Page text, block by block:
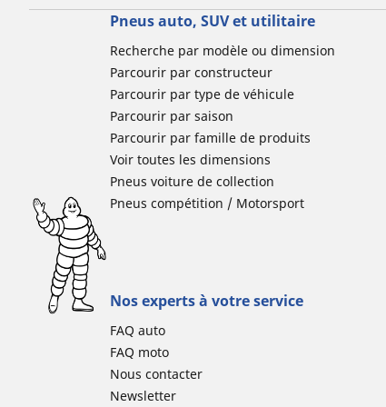
Pneus auto, SUV et utilitaire
Recherche par modèle ou dimension
Parcourir par constructeur
Parcourir par type de véhicule
Parcourir par saison
Parcourir par famille de produits
Voir toutes les dimensions
Pneus voiture de collection
Pneus compétition / Motorsport
Nos experts à votre service
FAQ auto
FAQ moto
Nous contacter
Newsletter